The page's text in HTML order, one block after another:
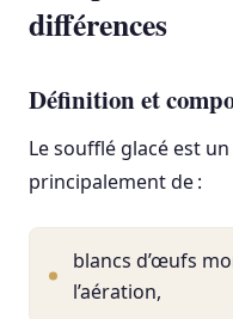
différences
Définition et
Le soufflé glacé est
principalement de :
blancs d’œufs
l’aération,